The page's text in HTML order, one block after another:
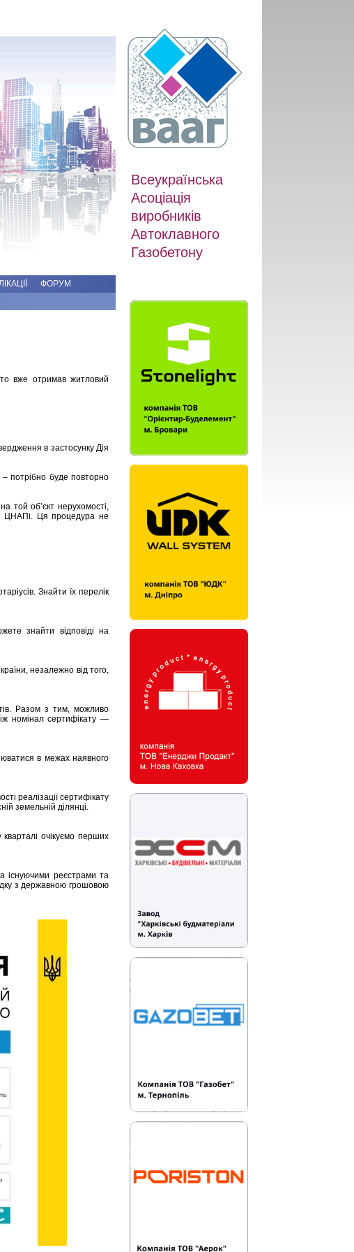
Всеукраїнська
Асоціація
виробників
Автоклавного
Газобетону
ФОРУМ
вже отримав житловий
в застосунку Дія
потрібно буде повторно
той об’єкт нерухомості,
ЦНАПі. Ця процедура не
Знайти їх перелік
знайти відповіді на
незалежно від того,
Разом з тим, можливо
номінал сертифікату —
в межах наявного
реалізації сертифікату
земельній ділянці.
очікуємо перших
існуючими реєстрами та
з державною грошовою